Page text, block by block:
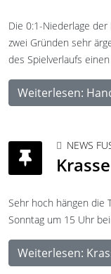
Die 0:1-Niederlage der
zwei Gründen sehr
des Spielverlaufs
Weiterlesen:
NEWS
Sehr hoch hängen die
Sonntag um 15 Uhr
Weiterlesen: